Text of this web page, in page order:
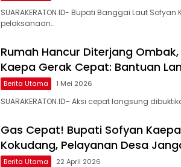
SUARAKERATON.ID- Bupati Banggai Laut
pelaksanaan…
Rumah Hancur Diterjang
Kaepa Gerak Cepat: Bantuan
Berita Utama 1 Mei 2026
SUARAKERATON.ID– Aksi cepat langsung
Gas Cepat! Bupati Sofyan
Kokudang, Pelayanan Desa
Berita Utama 22 April 2026